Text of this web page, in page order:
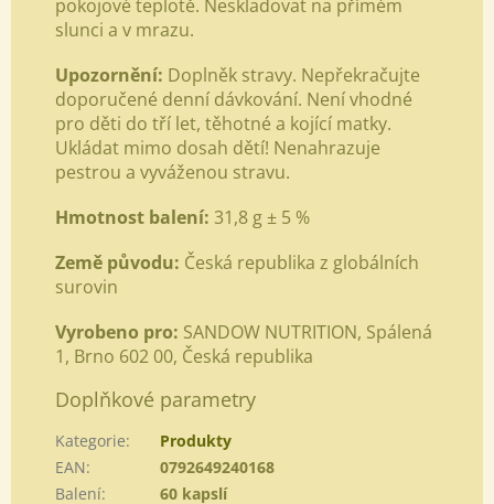
pokojové teplotě. Neskladovat na přímém
slunci a v mrazu.
Upozornění: Doplněk stravy. Nepřekračujte
doporučené denní dávkování. Není vhodné
pro děti do tří let, těhotné a kojící matky.
Ukládat mimo dosah dětí! Nenahrazuje
pestrou a vyváženou stravu.
Hmotnost balení: 31,8 g ± 5 %
Země původu: Česká republika z globálních
surovin
Vyrobeno pro: SANDOW NUTRITION, Spálená
1, Brno 602 00, Česká republika
Doplňkové parametry
Kategorie:
Produkty
EAN:
0792649240168
Balení:
60 kapslí